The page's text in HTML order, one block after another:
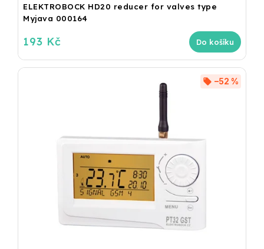
ELEKTROBOCK HD20 reducer for valves type
Myjava 000164
193 Kč Do košíku
–52 %